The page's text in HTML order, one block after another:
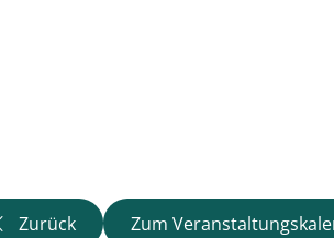
Zurück Zum